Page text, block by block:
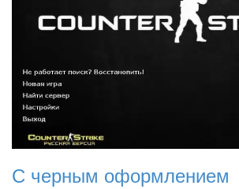
С черным оформлением